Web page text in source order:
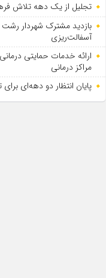
تجلیل از یک دهه تلاش
بازدید مشترک شهردار رشت
آسفالت‌ریزی
ارائه خدمات حمایتی درمانی
مراکز درمانی
پایان انتظار دو دهه‌ای